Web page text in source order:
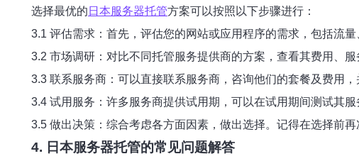
选择最优的 日本服务器托管方案可以按照以下步骤进行：
3.1 评估需求：首先，评估您的网站或应用程序的需求，包括流量
3.2 市场调研：对比不同托管服务提供商的方案，查看其费用、
3.3 联系服务商：可以直接联系服务商，咨询他们的套餐及费用，
3.4 试用服务：许多服务商提供试用期，可以在试用期间测试其服
3.5 做出决策：综合考虑各方面因素，做出选择。记得在选择前
4. 日本服务器托管的常见问题解答